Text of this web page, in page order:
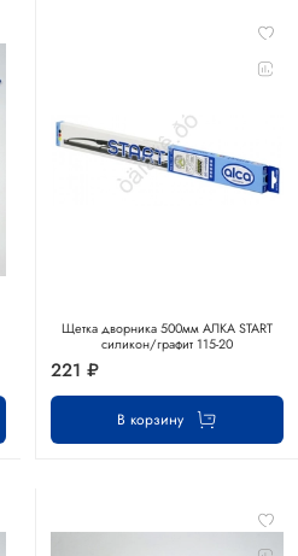
Щетка дворника 500мм АЛКА START
силикон/графит 115-20
221 ₽
В корзину